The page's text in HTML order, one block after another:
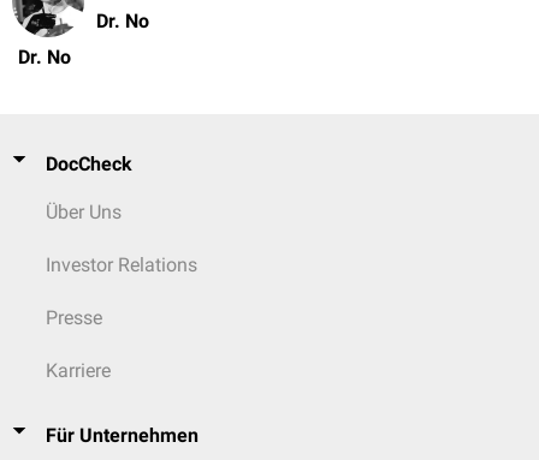
Dr. No
Dr. No
DocCheck
Über Uns
Investor Relations
Presse
Karriere
Für Unternehmen